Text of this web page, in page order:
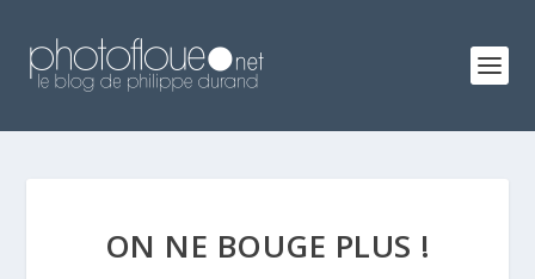
ON NE BOUGE PLUS !